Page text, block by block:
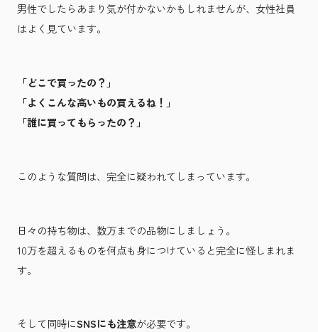
男性でしたらあまり気が付かないかもしれませんが、女性社員
はよく見ています。
「どこで買ったの？」
「よくこんな高いもの買えるね！」
「誰に買ってもらったの？」
このような質問は、完全に疑われてしまっています。
日々の持ち物は、数万までの品物にしましょう。
10万を超えるものを何点も身につけていると完全に怪しまれま
す。
そして同時にSNSにも注意が必要です。